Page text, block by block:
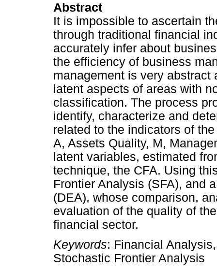
Abstract
It is impossible to ascertain
through traditional financial
accurately infer about
the efficiency of business
management is very
latent aspects of areas with
classification. The process
identify, characterize and
related to the indicators of
A, Assets Quality, M,
latent variables, estimated
technique, the CFA. Using
Frontier Analysis (SFA), and
(DEA), whose comparison,
evaluation of the quality of
financial sector.
Keywords: Financial
Stochastic Frontier Analysis